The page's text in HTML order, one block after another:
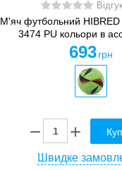
М'яч футбольний HIBRED
3474 PU кольори в
693 грн
Швидке